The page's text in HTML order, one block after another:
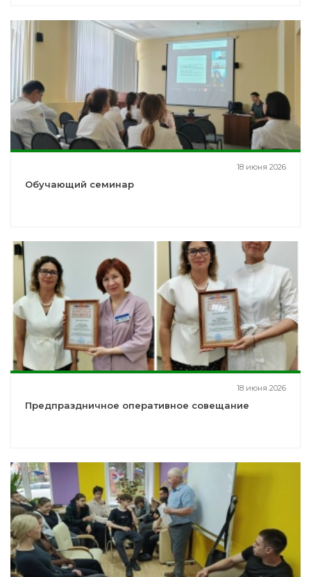
18 июня 2026
Обучающий семинар
18 июня 2026
Предпраздничное оперативное совещание